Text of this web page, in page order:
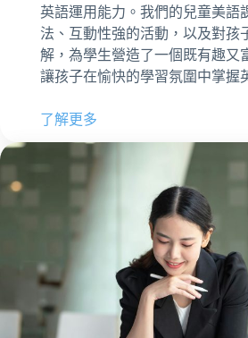
英語運用能力。我們的兒童美語
法、互動性強的活動，以及對孩
解，為學生營造了一個既有趣又
讓孩子在愉快的學習氛圍中掌握
了解更多